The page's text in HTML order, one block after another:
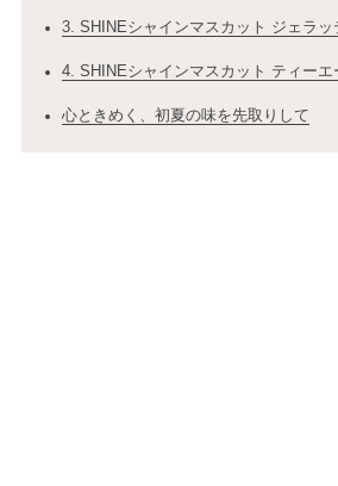
3. SHINEシャインマスカット ジェラッ
4. SHINEシャインマスカット ティーエ
心ときめく、初夏の味を先取りして